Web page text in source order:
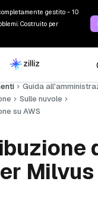
gestito - 10
Costruito per
Guida
Sulle nuvole
su AWS
Milvus